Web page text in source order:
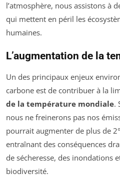
l’atmosphère, nous assistons à
qui mettent en péril les
humaines.
L’augmentation de la
Un des principaux enjeux
carbone est de contribuer à la
de la température mondiale.
nous ne freinerons pas nos
pourrait augmenter de plus de
entraînant des conséquences
de sécheresse, des inondations
biodiversité.